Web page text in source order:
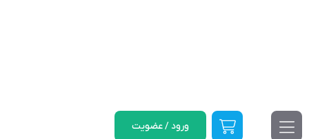
ورود / عضویت